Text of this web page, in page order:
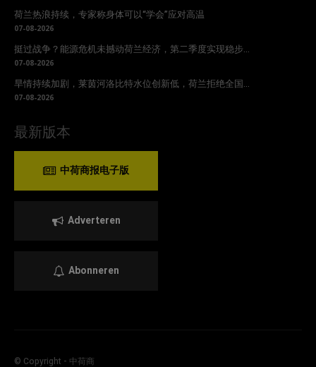
荷兰热浪持续，专家称身体可以“学会”应对高温
07-08-2026
挺过战争？能源危机未撼动荷兰经济，第二季度实现稳步...
07-08-2026
旱情持续加剧，莱茵河洛比特水位创新低，荷兰拒绝全国...
07-08-2026
最新版本
中荷商报电子版
Adverteren
Abonneren
© Copyright - 中荷商